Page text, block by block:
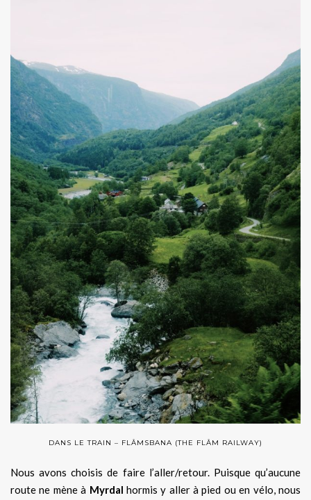
DANS LE TRAIN – FLÅMSBANA (THE FLÅM RAILWAY)
Nous avons choisis de faire l’aller/retour. Puisque qu’aucune
route ne mène à Myrdal hormis y aller à pied ou en vélo, nous